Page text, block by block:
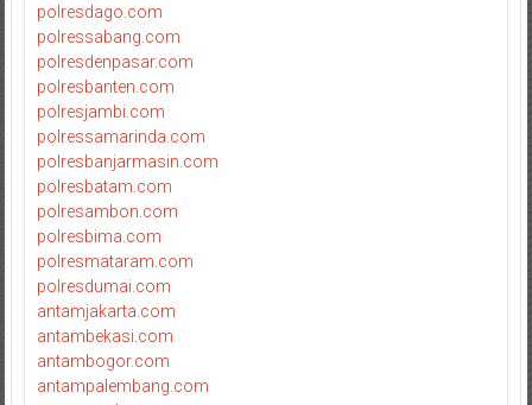
polresdago.com
polressabang.com
polresdenpasar.com
polresbanten.com
polresjambi.com
polressamarinda.com
polresbanjarmasin.com
polresbatam.com
polresambon.com
polresbima.com
polresmataram.com
polresdumai.com
antamjakarta.com
antambekasi.com
antambogor.com
antampalembang.com